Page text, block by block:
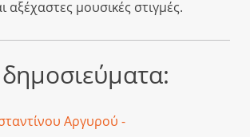
αξέχαστες μουσικές στιγμές.
δημοσιεύματα:
Αργυρού -